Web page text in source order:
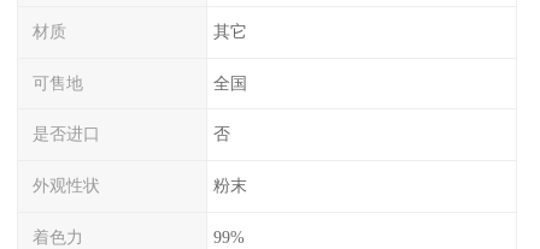
材质 其它
可售地 全国
是否进口 否
外观性状 粉末
着色力 99%